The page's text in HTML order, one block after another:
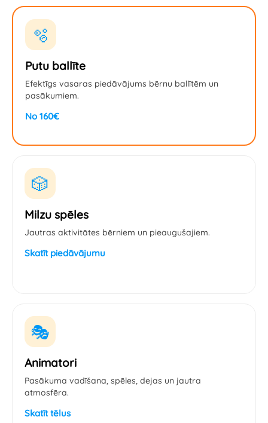
🫧
Putu ballīte
Efektīgs vasaras piedāvājums bērnu ballītēm un
pasākumiem.
No 160€
🎲
Milzu spēles
Jautras aktivitātes bērniem un pieaugušajiem.
Skatīt piedāvājumu
🎭
Animatori
Pasākuma vadīšana, spēles, dejas un jautra
atmosfēra.
Skatīt tēlus